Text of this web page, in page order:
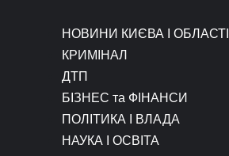
НОВИНИ КИЄВА І ОБЛАСТІ
КРИМІНАЛ
ДТП
БІЗНЕС та ФІНАНСИ
ПОЛІТИКА І ВЛАДА
НАУКА І ОСВІТА